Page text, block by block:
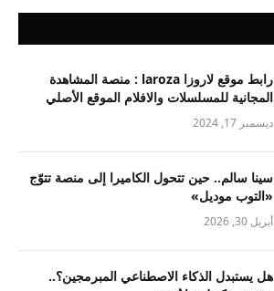
رابط موقع لاروزا laroza : منصة المشاهدة
المجانية للمسلسلات والافلام الموقع الأصلي
ديسمبر 17, 2024
سينا سالم.. حين تتحول الكاميرا إلى منصة تتوّج
«التوب موديل»
أبريل 30, 2026
هل يستبدل الذكاء الاصطناعي المبرمجين؟..